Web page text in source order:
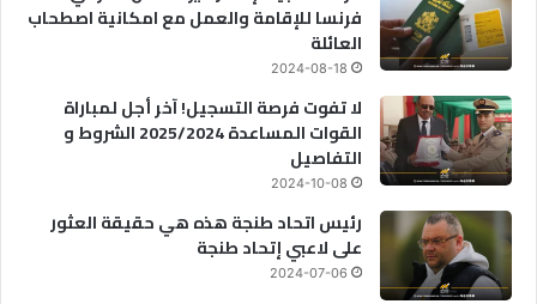
فرنسا للإقامة والعمل مع امكانية اصطحاب
العائلة
2024-08-18
لا تفوت فرصة التسجيل! آخر أجل لمباراة
القوات المساعدة 2025/2024 الشروط و
التفاصيل
2024-10-08
رئيس اتحاد طنجة هذه هي حقيقة العثور
على لاعبي إتحاد طنجة
2024-07-06